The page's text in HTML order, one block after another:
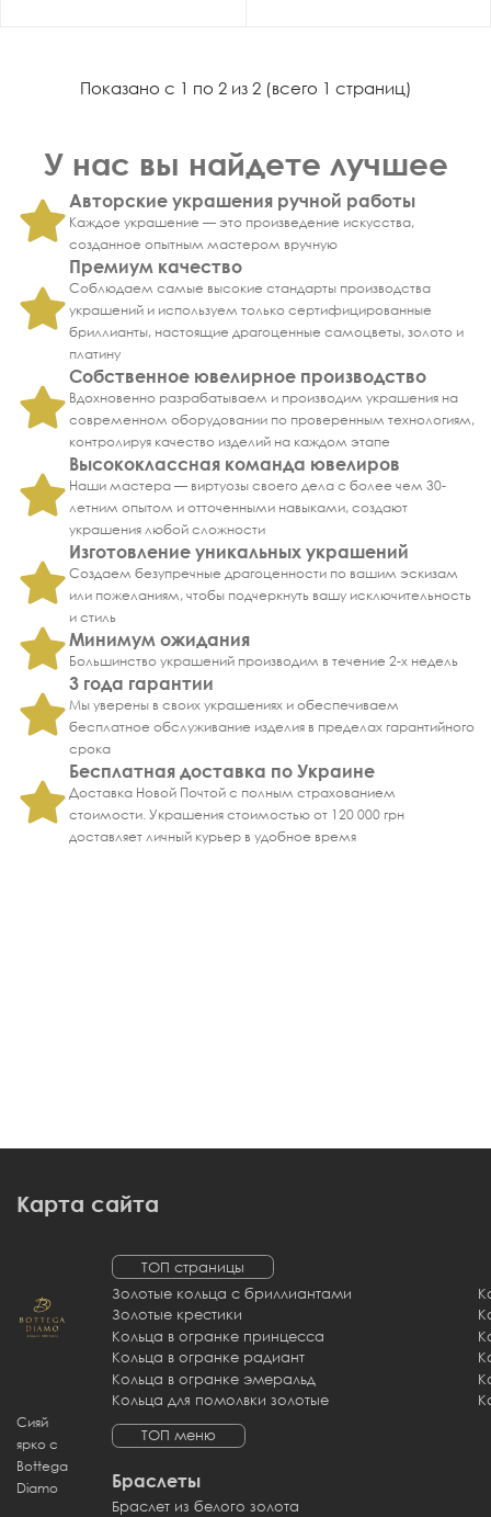
Показано с 1 по 2 из 2 (всего 1 страниц)
У нас вы найдете лучшее
Авторские украшения ручной работы
Каждое украшение — это произведение искусства,
созданное опытным мастером вручную
Премиум качество
Соблюдаем самые высокие стандарты производства
украшений и используем только сертифицированные
бриллианты, настоящие драгоценные самоцветы, золото и
платину
Собственное ювелирное производство
Вдохновенно разрабатываем и производим украшения на
современном оборудовании по проверенным технологиям,
контролируя качество изделий на каждом этапе
Высококлассная команда ювелиров
Наши мастера — виртуозы своего дела с более чем 30-
летним опытом и отточенными навыками, создают
украшения любой сложности
Изготовление уникальных украшений
Создаем безупречные драгоценности по вашим эскизам
или пожеланиям, чтобы подчеркнуть вашу исключительность
и стиль
Минимум ожидания
Большинство украшений производим в течение 2-х недель
3 года гарантии
Мы уверены в своих украшениях и обеспечиваем
бесплатное обслуживание изделия в пределах гарантийного
срока
Бесплатная доставка по Украине
Доставка Новой Почтой с полным страхованием
стоимости. Украшения стоимостью от 120 000 грн
доставляет личный курьер в удобное время
Карта сайта
Сияй
ярко с
Bottega
Diamo
ТОП страницы
Золотые кольца с бриллиантами
Золотые крестики
Кольца в огранке принцесса
Кольца в огранке радиант
Кольца в огранке эмеральд
Кольца для помолвки золотые
ТОП меню
Браслеты
Браслет из белого золота